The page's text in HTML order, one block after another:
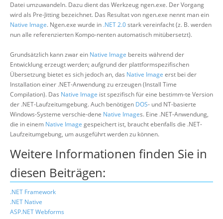
Datei umzuwandeln. Dazu dient das Werkzeug ngen.exe. Der Vorgang
wird als Pre-Jitting bezeichnet. Das Resultat von ngen.exe nennt man ein
Native Image. Ngen.exe wurde in .NET 2.0stark vereinfacht (z. B. werden
nun alle referenzierten Kompo-nenten automatisch mitübersetzt).
Grundsätzlich kann zwar ein Native Image bereits während der
Entwicklung erzeugt werden; aufgrund der plattformspezifischen
Übersetzung bietet es sich jedoch an, das Native Image erst bei der
Installation einer .NET-Anwendung zu erzeugen (Install Time
Compilation). Das Native Image ist spezifisch für eine bestimm-te Version
der .NET-Laufzeitumgebung. Auch benötigen DOS- und NT-basierte
Windows-Systeme verschie-dene Native Images. Eine .NET-Anwendung,
die in einem Native Image gespeichert ist, braucht ebenfalls die .NET-
Laufzeitumgebung, um ausgeführt werden zu können.
Weitere Informationen finden Sie in
diesen Beiträgen:
.NET Framework
.NET Native
ASP.NET Webforms